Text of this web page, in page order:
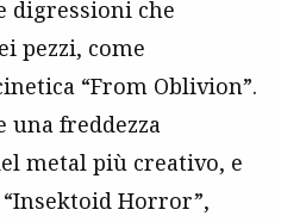
digressioni che
pezzi, come
“From Oblivion”.
una freddezza
metal più creativo, e
“Insektoid Horror”,